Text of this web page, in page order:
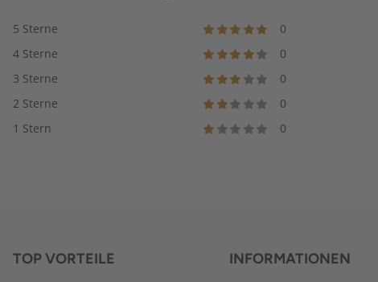
5 Sterne
0
4 Sterne
0
3 Sterne
0
2 Sterne
0
1 Stern
0
TOP VORTEILE INFORMATIONEN